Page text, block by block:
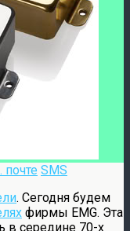
почте SMS
. Сегодня будем
фирмы EMG. Эта
в середине 70-х